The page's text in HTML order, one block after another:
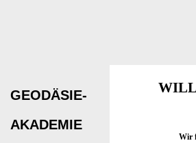
GEODÄSIE-
AKADEMIE
Wir